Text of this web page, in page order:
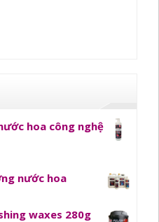
hoa công nghệ
nước hoa
waxes 280g